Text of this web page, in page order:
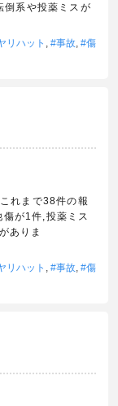
倒系や投薬ミスが
リハット 事故
傷
れまで38件の報
が1件,投薬ミス
ありま
リハット , 事故,
傷